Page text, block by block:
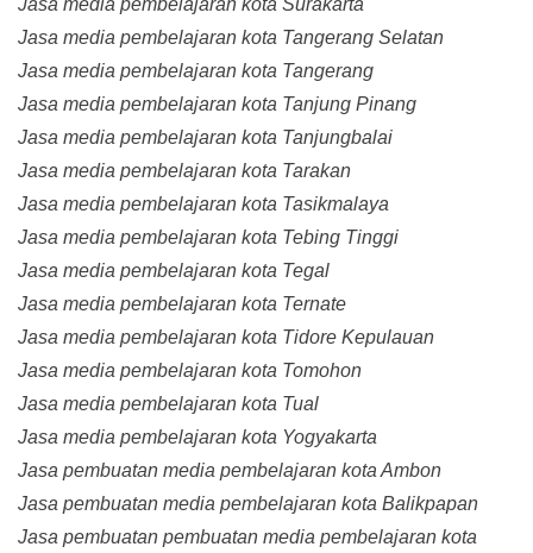
Jasa media pembelajaran kota Surakarta
Jasa media pembelajaran kota Tangerang Selatan
Jasa media pembelajaran kota Tangerang
Jasa media pembelajaran kota Tanjung Pinang
Jasa media pembelajaran kota Tanjungbalai
Jasa media pembelajaran kota Tarakan
Jasa media pembelajaran kota Tasikmalaya
Jasa media pembelajaran kota Tebing Tinggi
Jasa media pembelajaran kota Tegal
Jasa media pembelajaran kota Ternate
Jasa media pembelajaran kota Tidore Kepulauan
Jasa media pembelajaran kota Tomohon
Jasa media pembelajaran kota Tual
Jasa media pembelajaran kota Yogyakarta
Jasa pembuatan media pembelajaran kota Ambon
Jasa pembuatan media pembelajaran kota Balikpapan
Jasa pembuatan pembuatan media pembelajaran kota